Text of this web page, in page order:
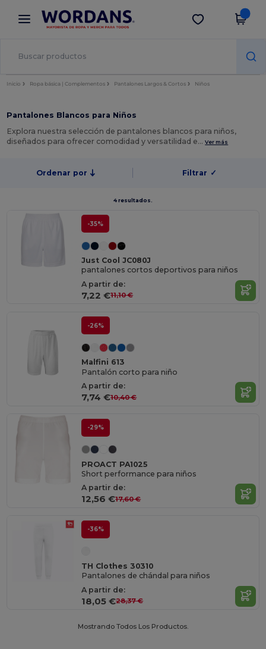
× App de Wordans
¡Mejores precios en app!
Descargar app
Inicio Ropa básica | Complementos Pantalones Largos & Cortos Niños
Pantalones Blancos para Niños
Explora nuestra selección de pantalones blancos para niños,
diseñados para ofrecer comodidad y versatilidad e…Ver más
Ordenar por Filtrar ✓
4 resultados.
-35%
Just Cool JC080J
pantalones cortos deportivos para niños
A partir de:
7,22 €11,10 €
-26%
Malfini 613
Pantalón corto para niño
A partir de:
7,74 €10,40 €
-29%
PROACT PA1025
Short performance para niños
A partir de:
12,56 €17,60 €
-36%
TH Clothes 30310
Pantalones de chándal para niños
A partir de:
18,05 €28,37 €
Mostrando Todos Los Productos.